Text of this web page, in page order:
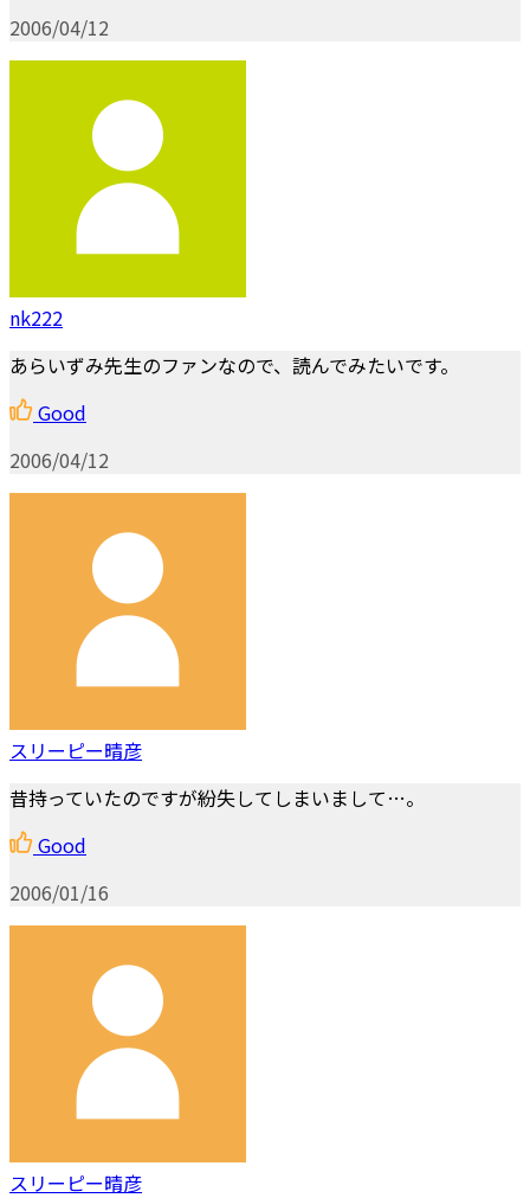
2006/04/12
nk222
あらいずみ先生のファンなので、読んでみたいです。
Good
2006/04/12
スリーピー晴彦
昔持っていたのですが紛失してしまいまして…。
Good
2006/01/16
スリーピー晴彦